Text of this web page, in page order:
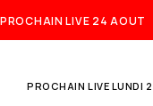
PROCHAIN LIVE 24 AOUT
PROCHAIN LIVE LUNDI